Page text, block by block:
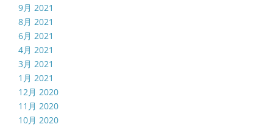
9月 2021
8月 2021
6月 2021
4月 2021
3月 2021
1月 2021
12月 2020
11月 2020
10月 2020